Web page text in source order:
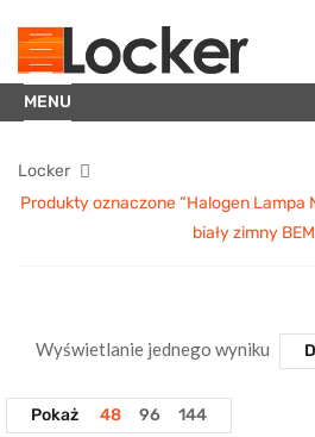
MENU
Locker
Produkty oznaczone “Halogen Lampa
biały zimny
Wyświetlanie jednego wyniku
Pokaż 48 96 144